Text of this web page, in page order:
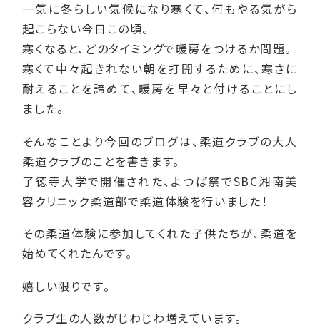
一気に冬らしい気候になり寒くて、何もやる気がら
起こらない今日この頃。
寒くなると、どのタイミングで暖房をつけるか問題。
寒くて中々起きれない朝を打開するために、寒さに
耐えることを諦めて、暖房を早々と付けることにし
ました。
そんなことより今回のブログは、柔道クラブの大人
柔道クラブのことを書きます。
了徳寺大学で開催された、よつば祭でSBC湘南美
容クリニック柔道部で柔道体験を行いました！
その柔道体験に参加してくれた子供たちが、柔道を
始めてくれたんです。
嬉しい限りです。
クラブ生の人数がじわじわ増えています。